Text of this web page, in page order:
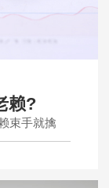
赖?
束手就擒